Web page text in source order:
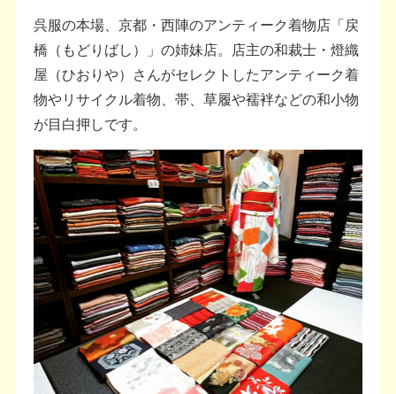
呉服の本場、京都・西陣のアンティーク着物店「戻
橋（もどりばし）」の姉妹店。店主の和裁士・燈織
屋（ひおりや）さんがセレクトしたアンティーク着
物やリサイクル着物、帯、草履や襦袢などの和小物
が目白押しです。